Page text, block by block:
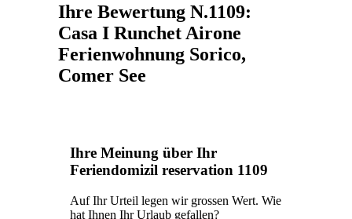
Ihre Bewertung N.1109:
Casa I Runchet Airone
Ferienwohnung Sorico,
Comer See
Ihre Meinung über Ihr
Feriendomizil reservation 1109
Auf Ihr Urteil legen wir grossen Wert. Wie
hat Ihnen Ihr Urlaub gefallen?